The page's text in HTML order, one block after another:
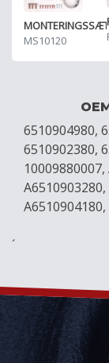
MONTERINGSSÆT
MS10120
6510904980,
6510902380,
´